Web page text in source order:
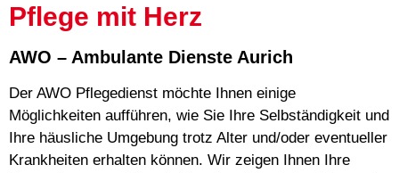
Pflege mit Herz
AWO – Ambulante Dienste Aurich
Der AWO Pflegedienst möchte Ihnen einige
Möglichkeiten aufführen, wie Sie Ihre Selbständigkeit und
Ihre häusliche Umgebung trotz Alter und/oder eventueller
Krankheiten erhalten können. Wir zeigen Ihnen Ihre